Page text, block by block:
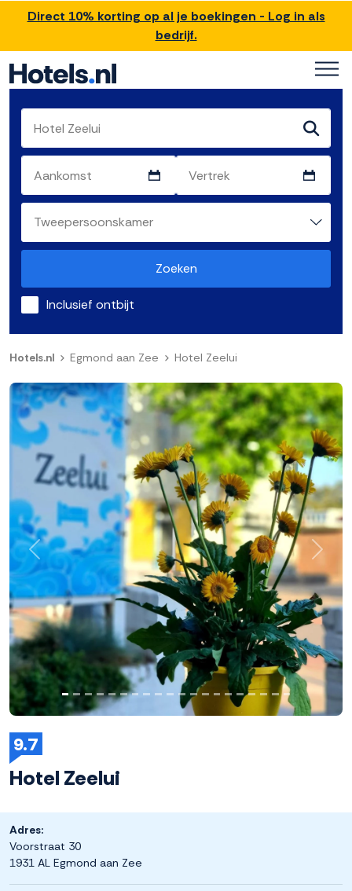
Direct 10% korting op al je boekingen - Log in als
bedrijf.
Zoeken
Inclusief ontbijt
Hotels.nl Egmond aan Zee Hotel Zeelui
9.7
Hotel Zeelui
Adres:
Voorstraat 30
1931 AL Egmond aan Zee